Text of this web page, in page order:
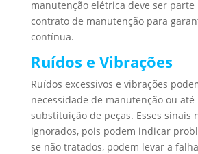
manutenção elétrica deve ser
contrato de manutenção para
contínua.
Ruídos e Vibrações
Ruídos excessivos e vibrações
necessidade de manutenção ou até
substituição de peças. Esses sinais
ignorados, pois podem indicar
se não tratados, podem levar a